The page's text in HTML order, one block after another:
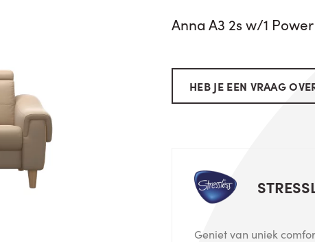
Anna A3 2s w/1 Power
HEB JE EEN VRAAG
Geniet van uniek